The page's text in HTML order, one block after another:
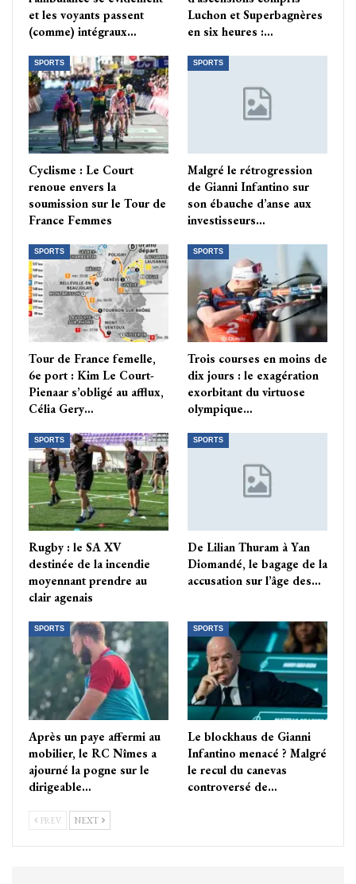
et les voyants passent
(comme) intégraux…
Luchon et Superbagnères
en six heures :…
SPORTS
Cyclisme : Le Court
renoue envers la
soumission sur le Tour de
France Femmes
SPORTS
Malgré le rétrogression
de Gianni Infantino sur
son ébauche d’anse aux
investisseurs…
SPORTS
Tour de France femelle,
6e port : Kim Le Court-
Pienaar s’obligé au afflux,
Célia Gery…
SPORTS
Trois courses en moins de
dix jours : le exagération
exorbitant du virtuose
olympique…
SPORTS
Rugby : le SA XV
destinée de la incendie
moyennant prendre au
clair agenais
SPORTS
De Lilian Thuram à Yan
Diomandé, le bagage de la
accusation sur l’âge des…
SPORTS
Après un paye affermi au
mobilier, le RC Nîmes a
ajourné la pogne sur le
dirigeable…
SPORTS
Le blockhaus de Gianni
Infantino menacé ? Malgré
le recul du canevas
controversé de…
PREV NEXT